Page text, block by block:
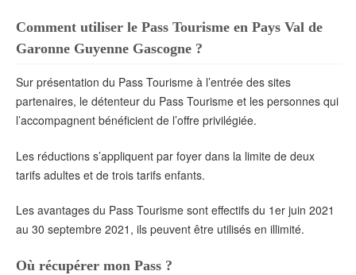
Comment utiliser le Pass Tourisme en Pays Val de
Garonne Guyenne Gascogne ?
Sur présentation du Pass Tourisme à l’entrée des sites
partenaires, le détenteur du Pass Tourisme et les personnes qui
l’accompagnent bénéficient de l’offre privilégiée.
Les réductions s’appliquent par foyer dans la limite de deux
tarifs adultes et de trois tarifs enfants.
Les avantages du Pass Tourisme sont effectifs du 1er juin 2021
au 30 septembre 2021, ils peuvent être utilisés en illimité.
Où récupérer mon Pass ?